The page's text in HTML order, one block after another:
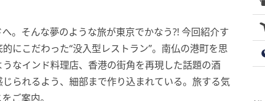
。そんな夢のような旅が東京でかなう?! 今回紹介す
にこだわった“没入型レストラン”。南仏の港町を思
なインド料理店、香港の街角を再現した話題の酒
られるよう、細部まで作り込まれている。旅する気
ご案内。